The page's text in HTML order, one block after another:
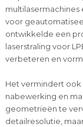
voor
ontwikkelde een
laserstraling voor
verbeteren en
Het vermindert ook
nabewerking en
geometrieën te
detailresolutie,